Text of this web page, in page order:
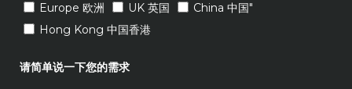
Europe 欧洲
UK 英国
China 中国"
Hong Kong 中国香港
请简单说一下您的需求